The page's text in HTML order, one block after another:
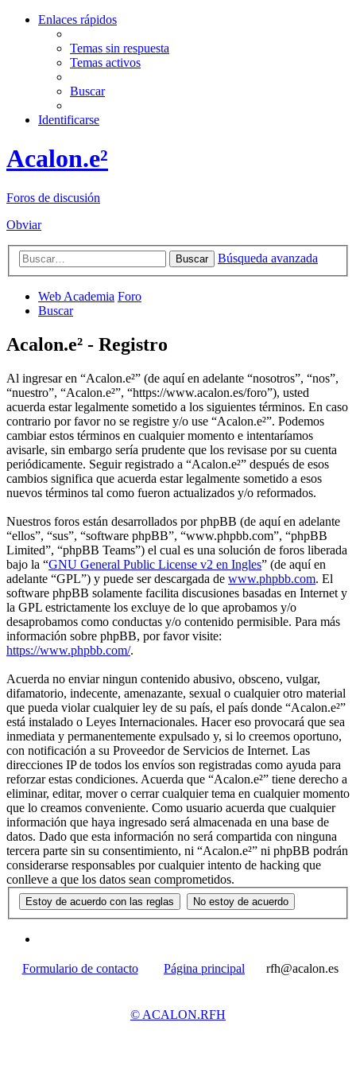
Enlaces rápidos
Temas sin respuesta
Temas activos
Buscar
Identificarse
Acalon.e²
Foros de discusión
Obviar
Buscar Búsqueda avanzada
Web Academia Foro
Buscar
Acalon.e² - Registro
Al ingresar en “Acalon.e²” (de aquí en adelante “nosotros”, “nos”,
“nuestro”, “Acalon.e²”, “https://www.acalon.es/foro”), usted
acuerda estar legalmente sometido a los siguientes términos. En caso
contrario por favor no se registre y/o use “Acalon.e²”. Podemos
cambiar estos términos en cualquier momento e intentaríamos
avisarle, sin embargo sería prudente que los revisase por su cuenta
periódicamente. Seguir registrado a “Acalon.e²” después de esos
cambios significa que acuerda estar legalmente sometido a esos
nuevos términos tal como fueron actualizados y/o reformados.
Nuestros foros están desarrollados por phpBB (de aquí en adelante
“ellos”, “sus”, “software phpBB”, “www.phpbb.com”, “phpBB
Limited”, “phpBB Teams”) el cual es una solución de foros liberada
bajo la “GNU General Public License v2 en Ingles” (de aquí en
adelante “GPL”) y puede ser descargada de www.phpbb.com. El
software phpBB solamente facilita discusiones basadas en Internet y
la GPL estrictamente los excluye de lo que aprobamos y/o
desaprobamos como conductas y/o contenido permisible. Para más
información sobre phpBB, por favor visite:
https://www.phpbb.com/.
Acuerda no enviar ningun contenido abusivo, obsceno, vulgar,
difamatorio, indecente, amenazante, sexual o cualquier otro material
que pueda violar cualquier ley de su país, el país donde “Acalon.e²”
está instalado o Leyes Internacionales. Hacer eso provocará que sea
inmediata y permanentemente expulsado y, si lo creemos oportuno,
con notificación a su Proveedor de Servicios de Internet. Las
direcciones IP de todos los envíos son registradas como ayuda para
reforzar estas condiciones. Acuerda que “Acalon.e²” tiene derecho a
eliminar, editar, mover o cerrar cualquier tema en cualquier momento
que lo creamos conveniente. Como usuario acuerda que cualquier
información que haya ingresado será almacenada en una base de
datos. Dado que esta información no será compartida con ninguna
tercera parte sin su consentimiento, ni “Acalon.e²” ni phpBB podrán
considerarse responsables por cualquier intento de hacking que
conlleve a que los datos sean comprometidos.
Formulario de contacto Página principal rfh@acalon.es
© ACALON.RFH